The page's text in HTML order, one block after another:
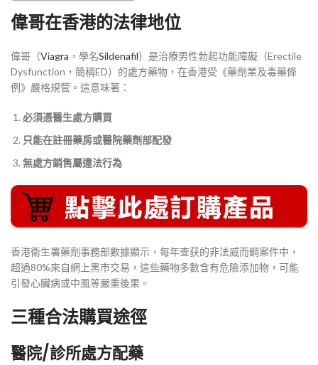
偉哥在香港的法律地位
偉哥（Viagra ，學名Sildenafil）是治療男性勃起功能障礙（Erectile
Dysfunction，簡稱ED）的處方藥物，在香港受《藥劑業及毒藥條
例》嚴格規管。這意味著：
必須憑醫生處方購買
只能在註冊藥房或醫院藥劑部配發
無處方銷售屬違法行為
香港衛生署藥劑事務部數據顯示，每年查获的非法威而鋼案件中，
超過80%來自網上黑市交易，這些藥物多數含有危險添加物，可能
引發心臟病或中風等嚴重後果。
三種合法購買途徑
醫院/診所處方配藥